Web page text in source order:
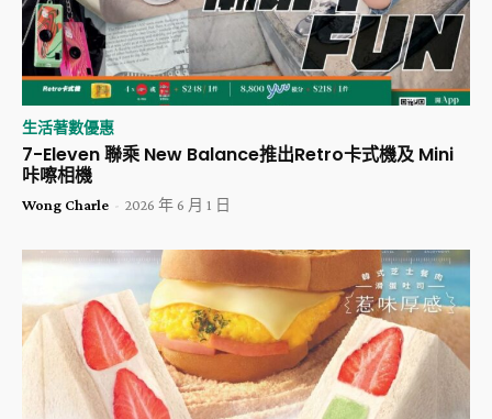
生活著數優惠
7-Eleven 聯乘 New Balance推出Retro卡式機及 Mini
咔嚓相機
Wong Charle - 2026 年 6 月 1 日